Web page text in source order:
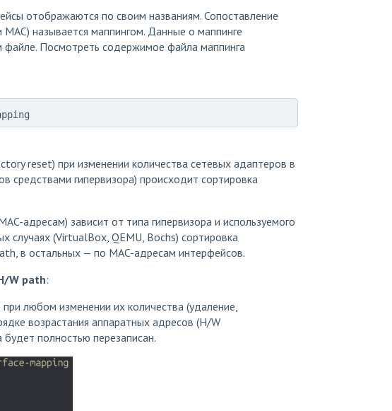
отображаются по своим названиям. Сопоставление
называется маппингом. Данные о маппинге
файле. Посмотреть содержимое файла маппинга
reset) при изменении количества сетевых адаптеров в
средствами гипервизора) происходит сортировка
адресам) зависит от типа гипервизора и используемого
случаях (VirtualBox, QEMU, Bochs) сортировка
в остальных — по MAC-адресам интерфейсов.
W path:
любом изменении их количества (удаление,
возрастания аппаратных адресов (H/W
полностью перезаписан.